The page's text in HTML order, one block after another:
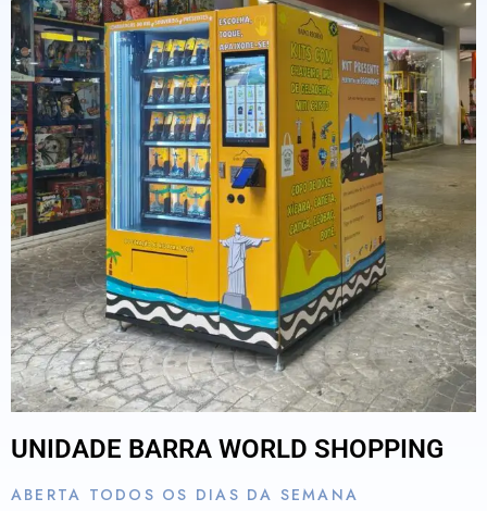
UNIDADE BARRA WORLD SHOPPING
ABERTA TODOS OS DIAS DA SEMANA